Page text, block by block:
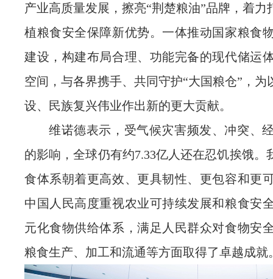
产业高质量发展，擦亮“荆楚粮油”品牌，着
植粮食安全保障新优势。一体推动国家粮食
建设，构建布局合理、功能完备的现代储运
空间，与各界携手、共同守护“大国粮仓”，
设、民族复兴伟业作出新的更大贡献。
维诺德表示，受气候灾害频发、冲突、
的影响，全球仍有约7.33亿人还在忍饥挨饿
食体系朝着更高效、更具韧性、更包容和更
中国人民高度重视农业可持续发展和粮食安
元化食物供给体系，满足人民群众对食物安
粮食生产、加工和流通等方面取得了卓越成就